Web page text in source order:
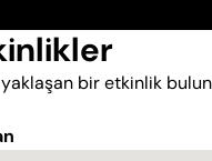
bir etkinlik